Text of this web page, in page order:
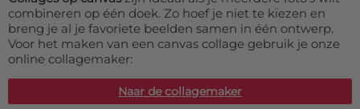
combineren op één doek. Zo hoef je niet te kiezen en
breng je al je favoriete beelden samen in één ontwerp.
Voor het maken van een canvas collage gebruik je onze
online collagemaker:
Naar de collagemaker